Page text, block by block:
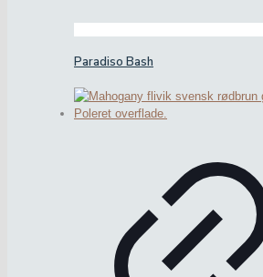
Paradiso Bash